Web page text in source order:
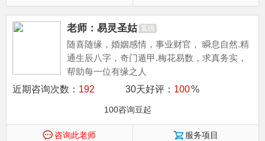
老师：易灵圣姑
随喜随缘，婚姻感情，事业财官， 瞬息自然.精
通生辰八字，奇门遁甲.梅花易数，求真务实，
帮助每一位有缘之人
近期咨询次数： 192 30天好评： 100%
100咨询豆起
咨询此老师 服务项目